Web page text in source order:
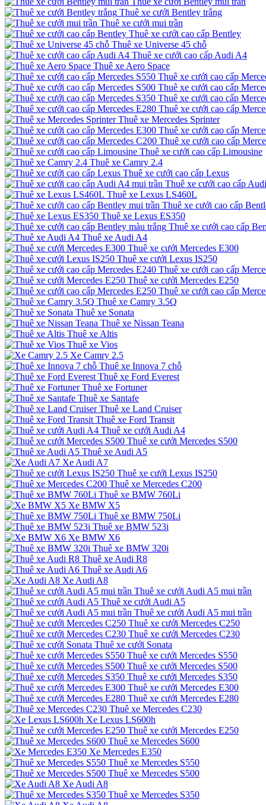
Thuê xe cưới Bentley trắng
Thuê xe cưới mui trần
Thuê xe cưới cao cấp Bentley
Thuê xe Universe 45 chỗ
Thuê xe cưới cao cấp Audi A4
Thuê xe Aero Space
Thuê xe cưới cao cấp
Thuê xe cưới cao cấp
Thuê xe cưới cao cấp
Thuê xe cưới cao cấp
Thuê xe Mercedes Sprinter
Thuê xe cưới cao cấp
Thuê xe cưới cao cấp
Thuê xe cưới cao cấp Limousine
Thuê xe Camry 2.4
Thuê xe cưới cao cấp Lexus
Thuê xe cưới cao cấp
Thuê xe Lexus LS460L
Thuê xe cưới cao cấp
Thuê xe Lexus ES350
Thuê xe cưới cao cấp
Thuê xe Audi A4
Thuê xe cưới Mercedes E300
Thuê xe cưới Lexus IS250
Thuê xe cưới cao cấp
Thuê xe cưới Mercedes E250
Thuê xe cưới cao cấp
Thuê xe Camry 3.5Q
Thuê xe Sonata
Thuê xe Nissan Teana
Thuê xe Altis
Thuê xe Vios
Xe Camry 2.5
Thuê xe Innova 7 chỗ
Thuê xe Ford Everest
Thuê xe Fortuner
Thuê xe Santafe
Thuê xe Land Cruiser
Thuê xe Ford Transit
Thuê xe cưới Audi A4
Thuê xe cưới Mercedes S500
Thuê xe Audi A5
Xe Audi A7
Thuê xe cưới Lexus IS250
Thuê xe Mercedes C200
Thuê xe BMW 760Li
Xe BMW X5
Thuê xe BMW 750Li
Thuê xe BMW 523i
Xe BMW X6
Thuê xe BMW 320i
Thuê xe Audi R8
Thuê xe Audi A6
Xe Audi A8
Thuê xe cưới Audi A5 mui trần
Thuê xe cưới Audi A5
Thuê xe cưới Audi A5 mui trần
Thuê xe cưới Mercedes C250
Thuê xe cưới Mercedes C230
Thuê xe cưới Sonata
Thuê xe cưới Mercedes S550
Thuê xe cưới Mercedes S500
Thuê xe cưới Mercedes S350
Thuê xe cưới Mercedes E300
Thuê xe cưới Mercedes E280
Thuê xe Mercedes C230
Xe Lexus LS600h
Thuê xe cưới Mercedes E250
Thuê xe Mercedes S600
Xe Mercedes E350
Thuê xe Mercedes S550
Thuê xe Mercedes S500
Xe Audi A8
Thuê xe Mercedes S350